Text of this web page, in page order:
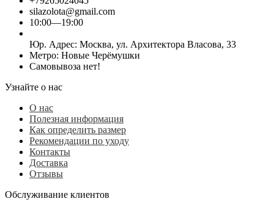
silazolota@gmail.com
10:00—19:00
Юр. Адреc: Москва, ул. Архитектора Власова, 33
Метро: Новые Черёмушки
Самовывоза нет!
Узнайте о нас
О нас
Полезная информация
Как определить размер
Рекомендации по уходу
Контакты
Доставка
Отзывы
Обслуживание клиентов